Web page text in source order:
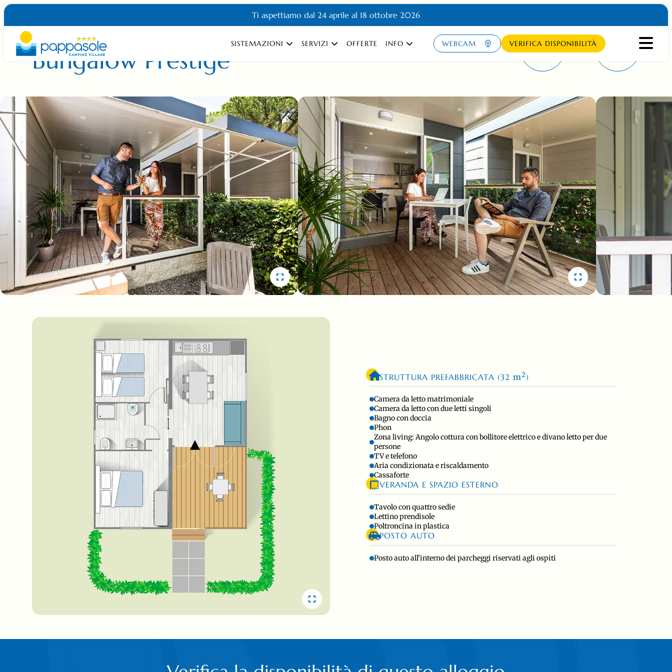
Ti aspettiamo dal 24 aprile al 18 ottobre 2026
SISTEMAZIONI SERVIZI OFFERTE INFO WEBCAM VERIFICA DISPONIBILITÀ
Bungalow Prestige
STRUTTURA PREFABBRICATA (32m2)
Camera da letto matrimoniale
Camera da letto con due letti singoli
Bagno con doccia
Phon
Zona living: Angolo cottura con bollitore elettrico e divano letto per due
persone
TV e telefono
Aria condizionata e riscaldamento
Cassaforte
VERANDA E SPAZIO ESTERNO
Tavolo con quattro sedie
Lettino prendisole
Poltroncina in plastica
POSTO AUTO
Posto auto all'interno dei parcheggi riservati agli ospiti